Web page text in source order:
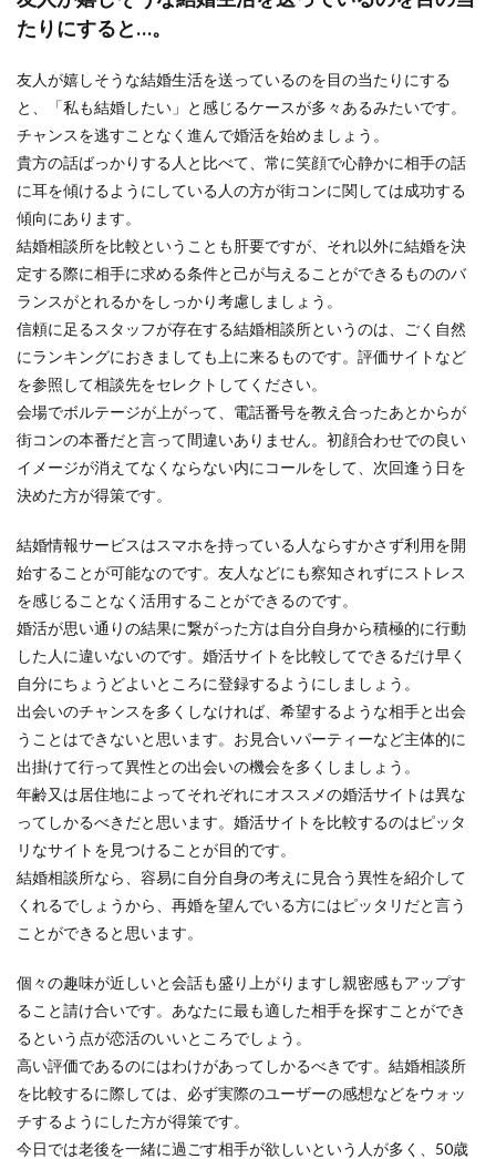
たりにすると…。
友人が嬉しそうな結婚生活を送っているのを目の当たりにする
と、「私も結婚したい」と感じるケースが多々あるみたいです。
チャンスを逃すことなく進んで婚活を始めましょう。
貴方の話ばっかりする人と比べて、常に笑顔で心静かに相手の話
に耳を傾けるようにしている人の方が街コンに関しては成功する
傾向にあります。
結婚相談所を比較ということも肝要ですが、それ以外に結婚を決
定する際に相手に求める条件と己が与えることができるもののバ
ランスがとれるかをしっかり考慮しましょう。
信頼に足るスタッフが存在する結婚相談所というのは、ごく自然
にランキングにおきましても上に来るものです。評価サイトなど
を参照して相談先をセレクトしてください。
会場でボルテージが上がって、電話番号を教え合ったあとからが
街コンの本番だと言って間違いありません。初顔合わせでの良い
イメージが消えてなくならない内にコールをして、次回逢う日を
決めた方が得策です。
結婚情報サービスはスマホを持っている人ならすかさず利用を開
始することが可能なのです。友人などにも察知されずにストレス
を感じることなく活用することができるのです。
婚活が思い通りの結果に繋がった方は自分自身から積極的に行動
した人に違いないのです。婚活サイトを比較してできるだけ早く
自分にちょうどよいところに登録するようにしましょう。
出会いのチャンスを多くしなければ、希望するような相手と出会
うことはできないと思います。お見合いパーティーなど主体的に
出掛けて行って異性との出会いの機会を多くしましょう。
年齢又は居住地によってそれぞれにオススメの婚活サイトは異な
ってしかるべきだと思います。婚活サイトを比較するのはピッタ
リなサイトを見つけることが目的です。
結婚相談所なら、容易に自分自身の考えに見合う異性を紹介して
くれるでしょうから、再婚を望んでいる方にはピッタリだと言う
ことができると思います。
個々の趣味が近しいと会話も盛り上がりますし親密感もアップす
ること請け合いです。あなたに最も適した相手を探すことができ
るという点が恋活のいいところでしょう。
高い評価であるのにはわけがあってしかるべきです。結婚相談所
を比較するに際しては、必ず実際のユーザーの感想などをウォッ
チするようにした方が得策です。
今日では老後を一緒に過ごす相手が欲しいという人が多く、50歳